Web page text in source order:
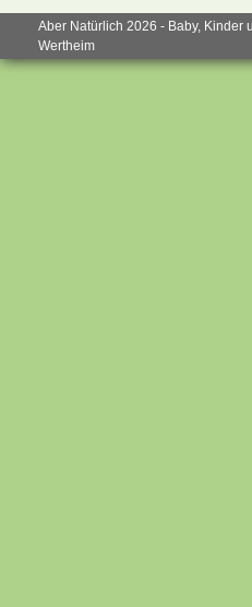
Aber Natürlich 2026 - Baby, Kinder
Wertheim